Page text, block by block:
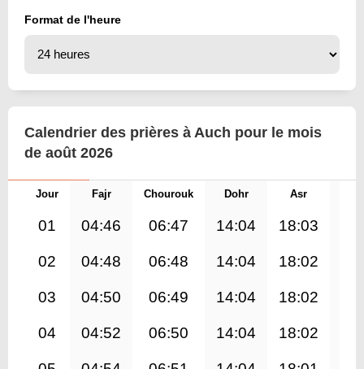
Format de l'heure
Calendrier des prières à Auch pour le mois
de août 2026
Jour Fajr Chourouk Dohr Asr
01 04:46 06:47 14:04 18:03
02 04:48 06:48 14:04 18:02
03 04:50 06:49 14:04 18:02
04 04:52 06:50 14:04 18:02